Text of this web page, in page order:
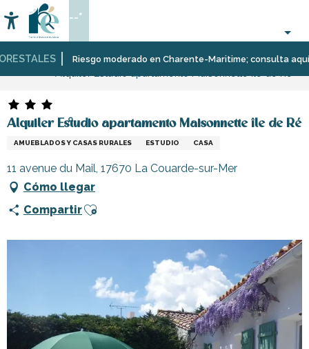
au
contenu
principal
Riesgo moderado en Charente-Maritime; consulta aquí
Accessibilité
Buscar
--°
Página Web EstanciaAlojamiento
Alquileres
Alquiler Estudio apartamento Maisonnette île de Ré
AMUEBLADOS Y CASAS RURALES ESTUDIO CASA
11 avenue du Mail, 17670 La Couarde-sur-Mer
Cómo llegar
CompartirAjouter aux favoris